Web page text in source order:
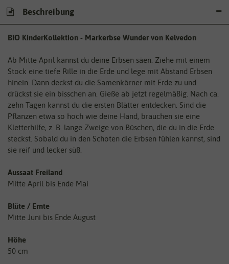
Beschreibung
BIO KinderKollektion - Markerbse Wunder von Kelvedon
Ab Mitte April kannst du deine Erbsen säen. Ziehe mit einem
Stock eine tiefe Rille in die Erde und lege mit Abstand Erbsen
hinein. Dann deckst du die Samenkörner mit Erde zu und
drückst sie ein bisschen an. Gieße ab jetzt regelmäßig. Nach ca.
zehn Tagen kannst du die ersten Blätter entdecken. Sind die
Pflanzen etwa so hoch wie deine Hand, brauchen sie eine
Kletterhilfe, z. B. lange Zweige von Büschen, die du in die Erde
steckst. Sobald du in den Schoten die Erbsen fühlen kannst, sind
sie reif und lecker süß.
Aussaat Freiland
Mitte April bis Ende Mai
Blüte / Ernte
Mitte Juni bis Ende August
Höhe
50 cm